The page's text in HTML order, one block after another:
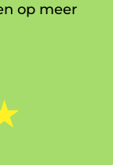
op meer